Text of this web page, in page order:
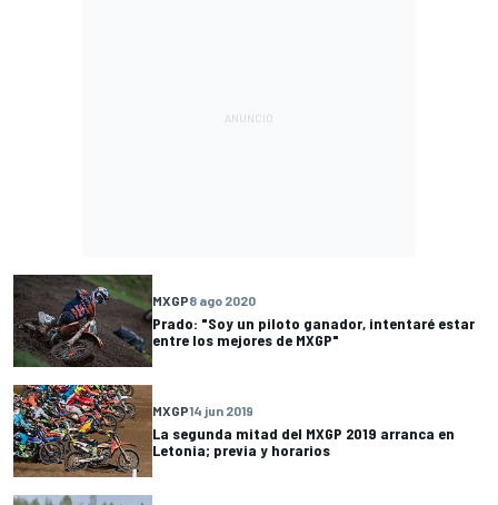
MXGP8 ago 2020
Prado: "Soy un piloto ganador, intentaré estar
entre los mejores de MXGP"
MXGP14 jun 2019
La segunda mitad del MXGP 2019 arranca en
Letonia; previa y horarios